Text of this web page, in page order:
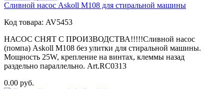
Сливной насос Askoll M108 для стиральной машины
Код товара: AV5453
НАСОС СНЯТ С ПРОИЗВОДСТВА!!!!!Сливной насос
(помпа) Askoll M108 без улитки для стиральной машины.
Мощность 25W, крепление на винтах, клеммы назад
раздельно параллельно. Art.RC0313
0.00 руб.